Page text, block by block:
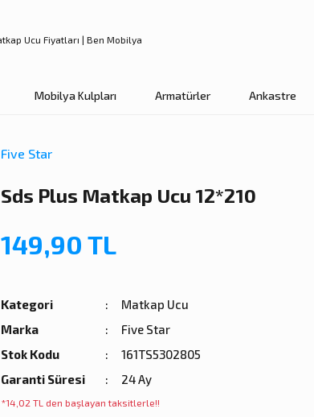
Mobilya Kulpları Armatürler Ankastre
Five Star
Sds Plus Matkap Ucu 12*210
149,90 TL
Kategori
Matkap Ucu
Marka
Five Star
Stok Kodu
161TS5302805
Garanti Süresi
24 Ay
*14,02 TL den başlayan taksitlerle!!